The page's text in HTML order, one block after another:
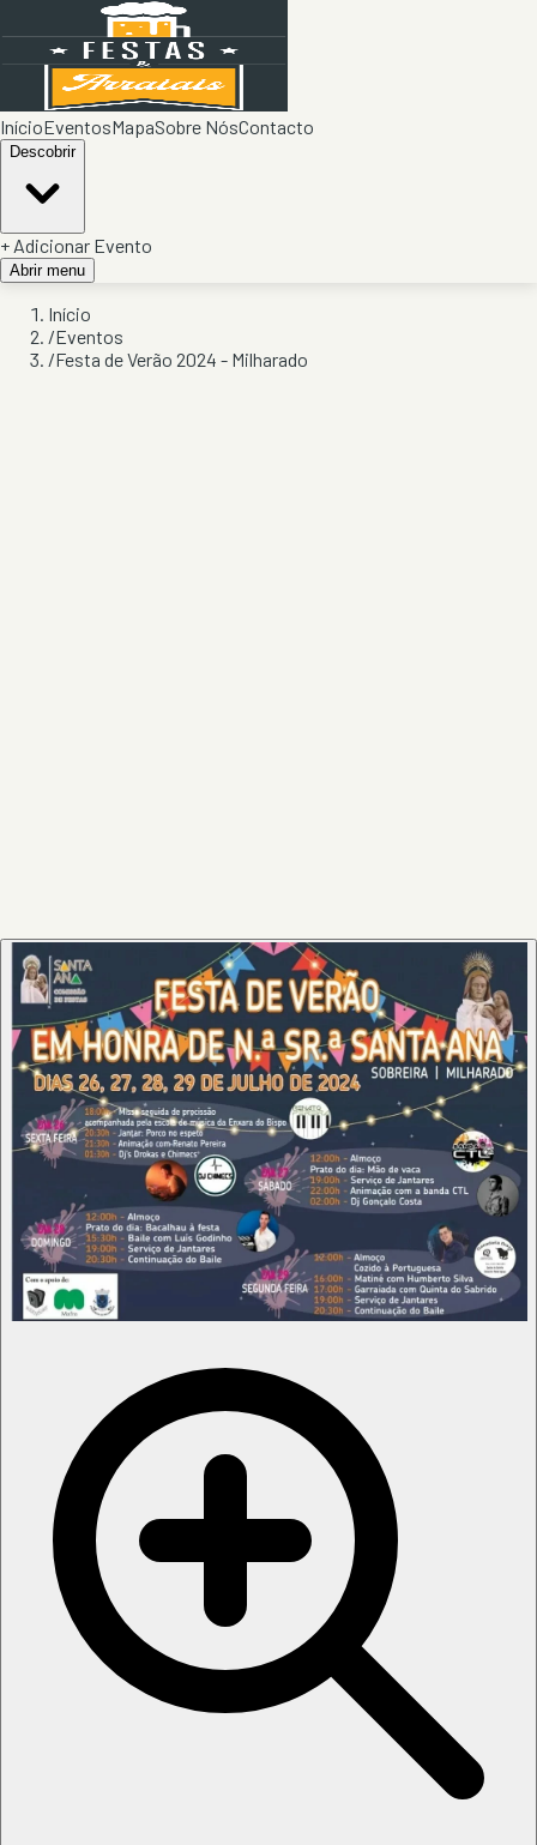
InícioEventosMapaSobre NósContacto
Descobrir
+ Adicionar Evento
Abrir menu
Início
/Eventos
/Festa de Verão 2024 - Milharado